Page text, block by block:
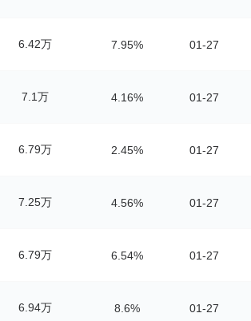
6.42万 7.95% 01-27
7.1万 4.16% 01-27
6.79万 2.45% 01-27
7.25万 4.56% 01-27
6.79万 6.54% 01-27
6.94万 8.6% 01-27